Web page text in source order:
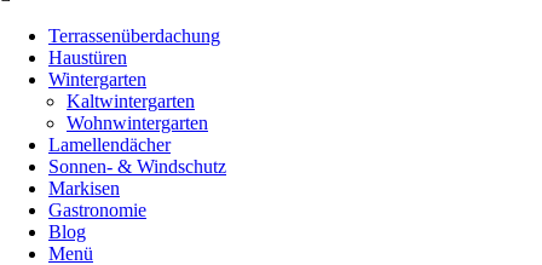
Terrassenüberdachung
Haustüren
Wintergarten
Kaltwintergarten
Wohnwintergarten
Lamellendächer
Sonnen- & Windschutz
Markisen
Gastronomie
Blog
Menü